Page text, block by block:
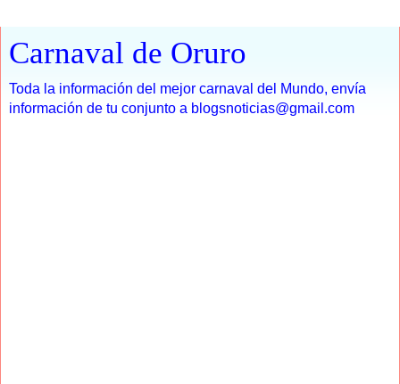
Carnaval de Oruro
Toda la información del mejor carnaval del Mundo, envía
información de tu conjunto a blogsnoticias@gmail.com